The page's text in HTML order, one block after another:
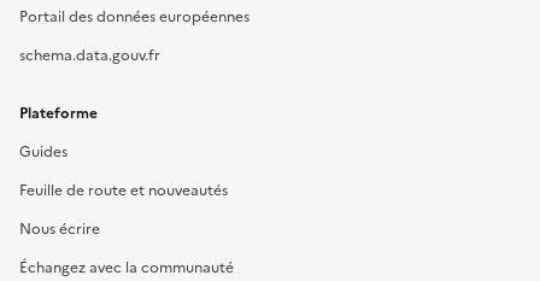
Portail des données européennes
schema.data.gouv.fr
Plateforme
Guides
Feuille de route et nouveautés
Nous écrire
Échangez avec la communauté